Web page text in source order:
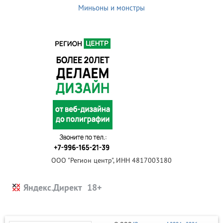
Миньоны и монстры
ООО "Регион центр", ИНН 4817003180
Яндекс.Директ